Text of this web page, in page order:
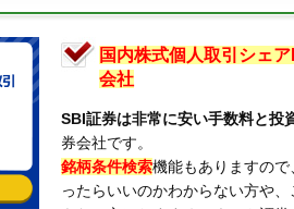
国内株式個人取引シェ
会社
SBI証券は非常に安い手数料と投
券会社です。
銘柄条件検索機能もありますの
ったらいいのかわからない方や